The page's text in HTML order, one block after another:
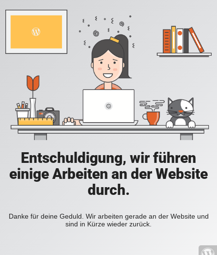
Entschuldigung, wir führen
einige Arbeiten an der Website
durch.
Danke für deine Geduld. Wir arbeiten gerade an der Website und
sind in Kürze wieder zurück.